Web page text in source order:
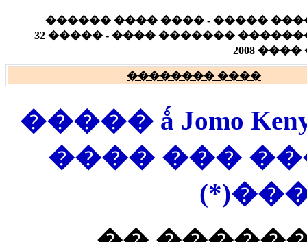
���� ����� ���� �� �����
������� � �������� � ���������� � ������� ������� ���� - ����� 32
�����
���� ��������
����� ������ǻ Jomo Kenyatta �����
������